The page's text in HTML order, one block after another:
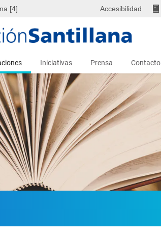
[4] Accesibilidad
Iniciativas Prensa Contacto